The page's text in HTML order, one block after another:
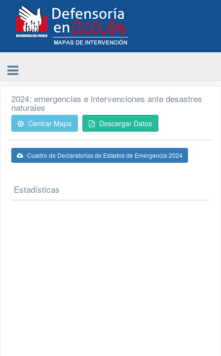
2024: emergencias e intervenciones ante desastres
naturales
Centrar Mapa Descargar Datos
Cuadro de Declaratorias de Estados de Emergencia 2024
Estadísticas